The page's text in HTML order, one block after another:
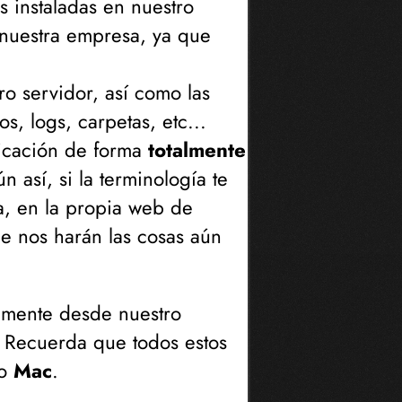
instaladas en nuestro
empresa, ya que
servidor, así como las
logs, carpetas, etc...
de forma totalmente
así, si la terminología te
en la propia web de
nos harán las cosas aún
desde nuestro
que todos estos
Mac.